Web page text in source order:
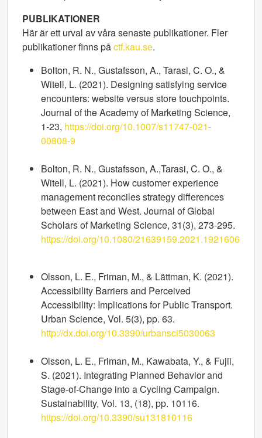
PUBLIKATIONER
Här är ett urval av våra senaste publikationer. Fler
publikationer finns påctf.kau.se.
Bolton, R. N., Gustafsson, A., Tarasi, C. O., &
Witell, L. (2021). Designing satisfying service
encounters: website versus store touchpoints.
Journal of the Academy of Marketing Science,
1-23, https://doi.org/10.1007/s11747-021-
00808-9
Bolton, R. N., Gustafsson, A.,Tarasi, C. O., &
Witell, L. (2021). How customer experience
management reconciles strategy differences
between East and West. Journal of Global
Scholars of Marketing Science, 31(3), 273-295.
https://doi.org/10.1080/21639159.2021.1921606
Olsson, L. E., Friman, M., & Lättman, K. (2021).
Accessibility Barriers and Perceived
Accessibility: Implications for Public Transport.
Urban Science, Vol. 5(3), pp. 63.
http://dx.doi.org/10.3390/urbansci5030063
Olsson, L. E., Friman, M., Kawabata, Y., & Fujii,
S. (2021). Integrating Planned Behavior and
Stage-of-Change into a Cycling Campaign.
Sustainability, Vol. 13, (18), pp. 10116.
https://doi.org/10.3390/su131810116